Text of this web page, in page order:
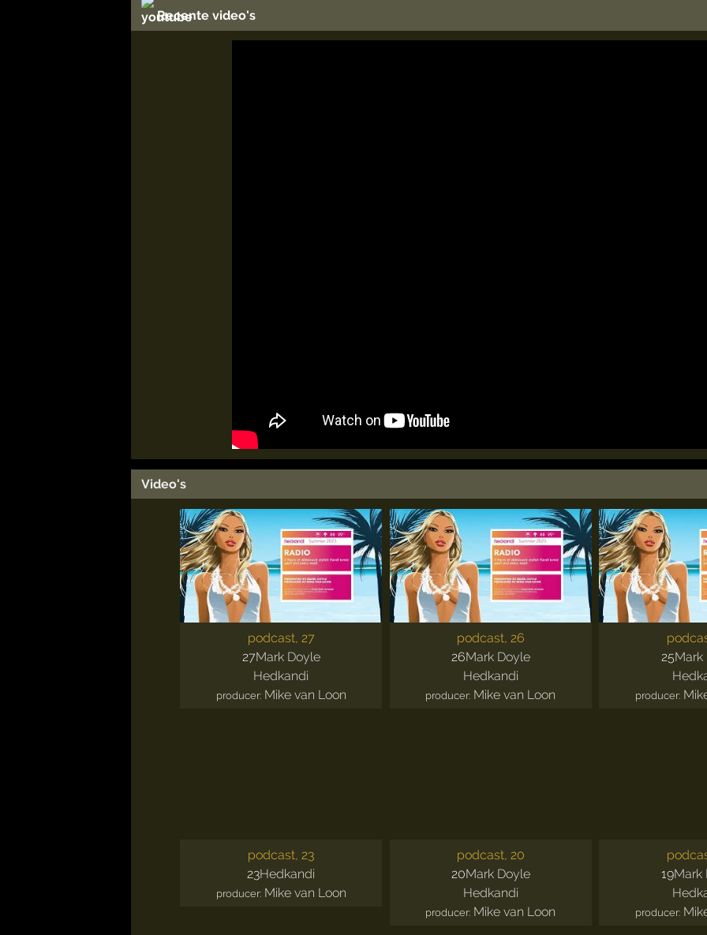
Recente video's
Video's
podcast, 27
27Mark Doyle
Hedkandi
producer: Mike van Loon
podcast, 26
26Mark Doyle
Hedkandi
producer: Mike van Loon
25Mark
producer:
podcast, 23
23Hedkandi
producer: Mike van Loon
podcast, 20
20Mark Doyle
Hedkandi
producer: Mike van Loon
19Mark
producer: